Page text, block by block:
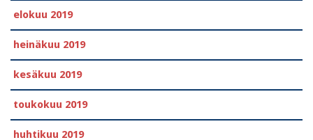
elokuu 2019
heinäkuu 2019
kesäkuu 2019
toukokuu 2019
huhtikuu 2019